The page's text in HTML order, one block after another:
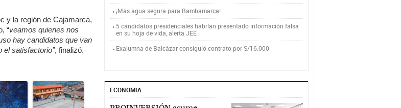
y la región de Cajamarca,
“veamos quienes nos
hay candidatos que van
el satisfactorio”, finalizó.
¡Más agua segura para Bambamarca!
5 candidatos presidenciales habrían presentado información falsa
en su hoja de vida, alerta JEE
Exalumna de Balcázar consiguió contrato por S/16.000
ECONOMIA